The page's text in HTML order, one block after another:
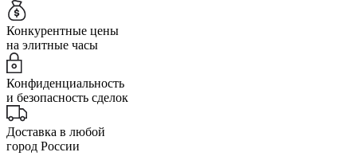
Конкурентные цены
на элитные часы
Конфиденциальность
и безопасность сделок
Доставка в любой
город России